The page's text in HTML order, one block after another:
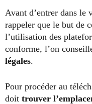
Avant d’entrer dans le
rappeler que le but de
l’utilisation des
conforme, l’on
légales.
Pour procéder au
doit trouver